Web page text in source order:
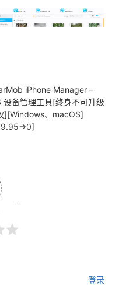
iPhone Manager –
设备管理工具[终身不可升级
][Windows、macOS]
登录